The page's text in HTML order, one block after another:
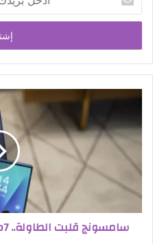
بريدك
الإلكتروني
سامسونج قلبت الطاولة.. Galaxy Z Flip7 وصل بإيه جديد؟